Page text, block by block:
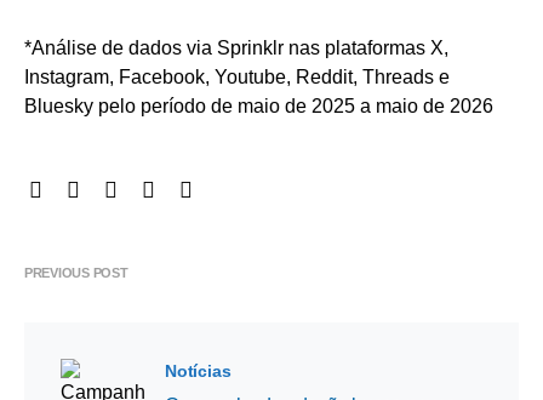
*Análise de dados via Sprinklr nas plataformas X,
Instagram, Facebook, Youtube, Reddit, Threads e
Bluesky pelo período de maio de 2025 a maio de 2026
PREVIOUS POST
Notícias